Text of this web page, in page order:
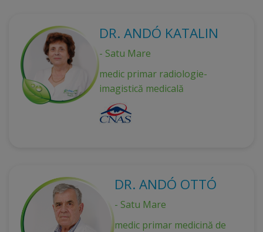
DR. ANDÓ KATALIN
- Satu Mare
medic primar radiologie-
imagistică medicală
DR. ANDÓ OTTÓ
- Satu Mare
medic primar medicină de